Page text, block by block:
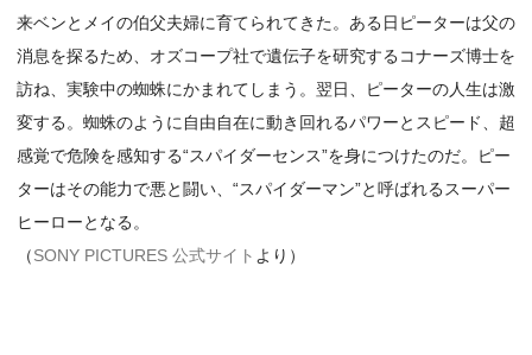
来ベンとメイの伯父夫婦に育てられてきた。ある日ピーターは父の
消息を探るため、オズコープ社で遺伝子を研究するコナーズ博士を
訪ね、実験中の蜘蛛にかまれてしまう。翌日、ピーターの人生は激
変する。蜘蛛のように自由自在に動き回れるパワーとスピード、超
感覚で危険を感知する“スパイダーセンス”を身につけたのだ。ピー
ターはその能力で悪と闘い、“スパイダーマン”と呼ばれるスーパー
ヒーローとなる。
（SONY PICTURES 公式サイト より）